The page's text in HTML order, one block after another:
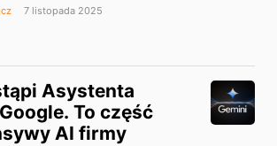
7 listopada 2025
Asystenta
To część
AI firmy